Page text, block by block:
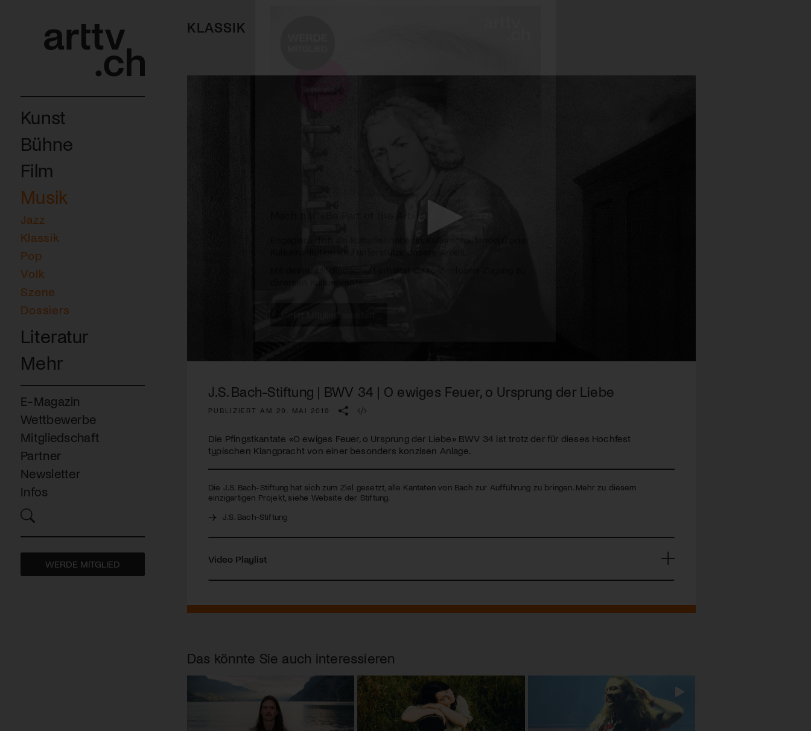
Kunst
Bühne
Film
Musik
Jazz
Klassik
Pop
Volk
Szene
Dossiers
Literatur
Mehr
E-Magazin
Wettbewerbe
Mitgliedschaft
Partner
Newsletter
Infos
WERDE MITGLIED
KLASSIK
J.S. Bach-Stiftung | BWV 34 | O ewiges Feuer, o Ursprung der Liebe
PUBLIZIERT AM 29. MAI 2019
Die Pfingstkantate «O ewiges Feuer, o Ursprung der Liebe» BWV 34 ist trotz der für dieses Hochfest
typischen Klangpracht von einer besonders konzisen Anlage.
Die J.S. Bach-Stiftung hat sich zum Ziel gesetzt, alle Kantaten von Bach zur Aufführung zu bringen. Mehr zu diesem
einzigartigen Projekt, siehe Website der Stiftung.
J.S. Bach-Stiftung
Video Playlist
Das könnte Sie auch interessieren
Mach mit: «Be Part of the Art»!